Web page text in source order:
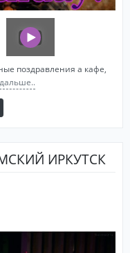
поздравления а кафе,
ИРКУТСК